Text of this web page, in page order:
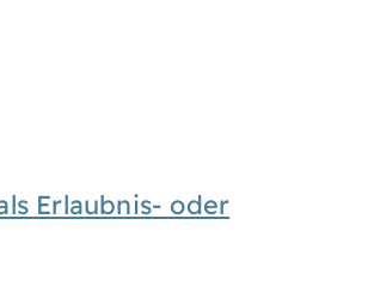
Erlaubnis- oder